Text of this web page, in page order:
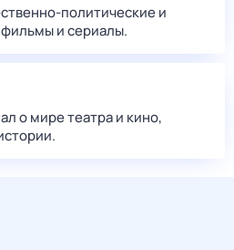
политические и
и сериалы.
о мире театра и кино,